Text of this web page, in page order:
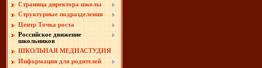
Страница директора школы
Структурные подразделения
Центр Точка роста
Российское движение
школьников
ШКОЛЬНАЯ МЕДИАСТУДИЯ
Информация для родителей